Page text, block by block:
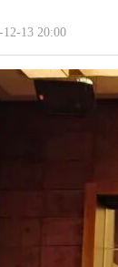
12-13 20:00